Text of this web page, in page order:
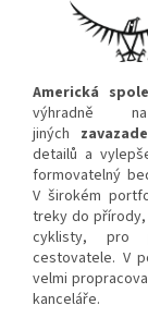
Americká
výhradně
jiných
detailů a
formovatelný
V širokém
treky do
cyklisty, pro
cestovatele. V
velmi
kanceláře.